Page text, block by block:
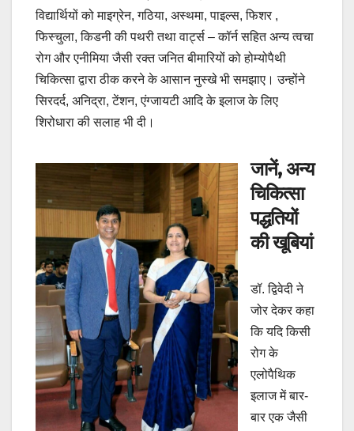
विद्यार्थियों को माइग्रेन, गठिया, अस्थमा, पाइल्स, फिशर ,
फिस्चुला, किडनी की पथरी तथा वार्ट्स – कॉर्न सहित अन्य त्वचा
रोग और एनीमिया जैसी रक्त जनित बीमारियों को होम्योपैथी
चिकित्सा द्वारा ठीक करने के आसान नुस्खे भी समझाए। उन्होंने
सिरदर्द, अनिद्रा, टेंशन, एंग्जायटी आदि के इलाज के लिए
शिरोधारा की सलाह भी दी।
जानें, अन्य
चिकित्सा
पद्धतियों
की खूबियां
डॉ. द्विवेदी ने
जोर देकर कहा
कि यदि किसी
रोग के
एलोपैथिक
इलाज में बार-
बार एक जैसी